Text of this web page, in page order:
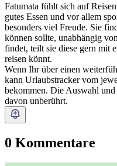
Fatumata fühlt sich auf
gutes Essen und vor allem
besonders viel Freude. Sie
können sollte, unabhängig
findet, teilt sie diese gern mit
reisen könnt.
Wenn Ihr über einen
kann Urlaubstracker vom
bekommen. Die Auswahl
davon unberührt.
0 Kommentare